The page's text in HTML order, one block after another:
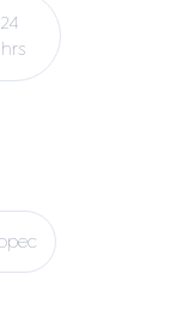
24
hrs